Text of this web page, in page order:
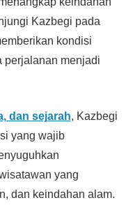
Kazbegi pada
kondisi
perjalanan menjadi
dan sejarah, Kazbegi
yang wajib
yang
dan keindahan alam.